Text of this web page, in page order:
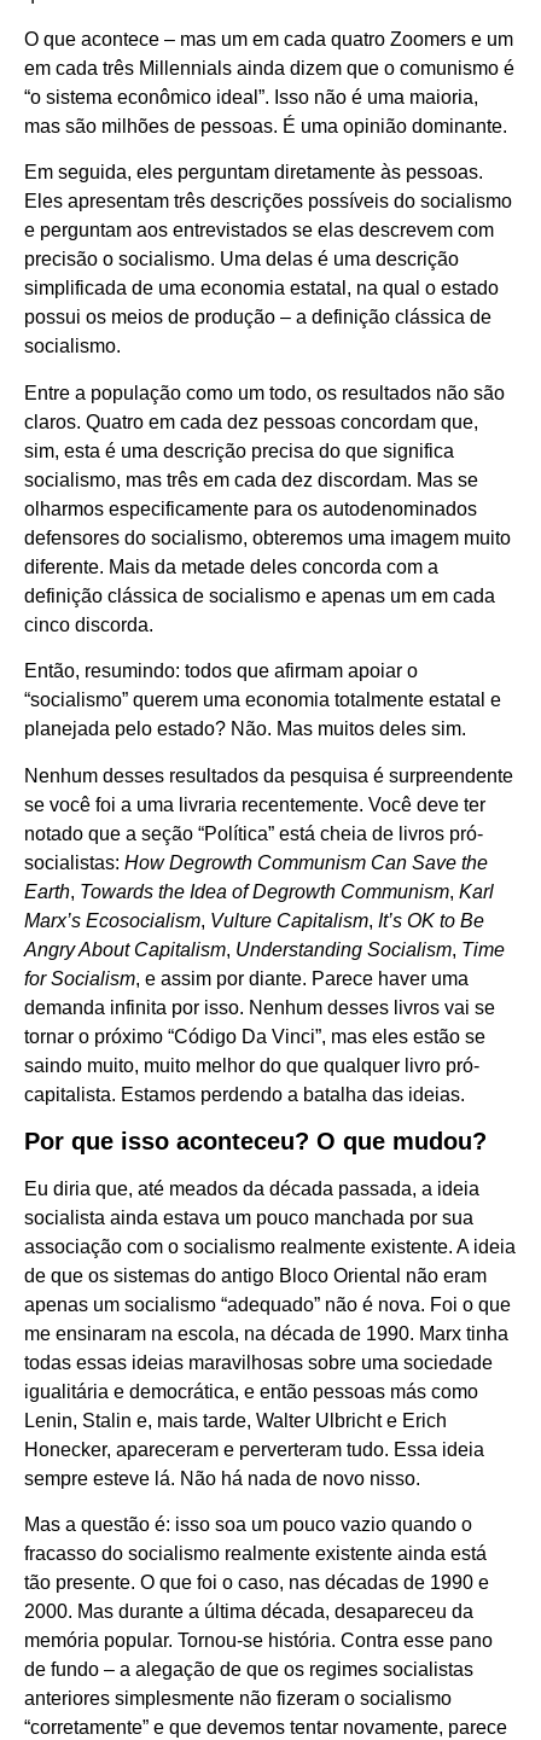
O que acontece – mas um em cada quatro Zoomers e um
em cada três Millennials ainda dizem que o comunismo é
“o sistema econômico ideal”. Isso não é uma maioria,
mas são milhões de pessoas. É uma opinião dominante.
Em seguida, eles perguntam diretamente às pessoas.
Eles apresentam três descrições possíveis do socialismo
e perguntam aos entrevistados se elas descrevem com
precisão o socialismo. Uma delas é uma descrição
simplificada de uma economia estatal, na qual o estado
possui os meios de produção – a definição clássica de
socialismo.
Entre a população como um todo, os resultados não são
claros. Quatro em cada dez pessoas concordam que,
sim, esta é uma descrição precisa do que significa
socialismo, mas três em cada dez discordam. Mas se
olharmos especificamente para os autodenominados
defensores do socialismo, obteremos uma imagem muito
diferente. Mais da metade deles concorda com a
definição clássica de socialismo e apenas um em cada
cinco discorda.
Então, resumindo: todos que afirmam apoiar o
“socialismo” querem uma economia totalmente estatal e
planejada pelo estado? Não. Mas muitos deles sim.
Nenhum desses resultados da pesquisa é surpreendente
se você foi a uma livraria recentemente. Você deve ter
notado que a seção “Política” está cheia de livros pró-
socialistas: How Degrowth Communism Can Save the
Earth, Towards the Idea of Degrowth Communism, Karl
Marx’s Ecosocialism, Vulture Capitalism, It’s OK to Be
Angry About Capitalism, Understanding Socialism, Time
for Socialism, e assim por diante. Parece haver uma
demanda infinita por isso. Nenhum desses livros vai se
tornar o próximo “Código Da Vinci”, mas eles estão se
saindo muito, muito melhor do que qualquer livro pró-
capitalista. Estamos perdendo a batalha das ideias.
Por que isso aconteceu? O que mudou?
Eu diria que, até meados da década passada, a ideia
socialista ainda estava um pouco manchada por sua
associação com o socialismo realmente existente. A ideia
de que os sistemas do antigo Bloco Oriental não eram
apenas um socialismo “adequado” não é nova. Foi o que
me ensinaram na escola, na década de 1990. Marx tinha
todas essas ideias maravilhosas sobre uma sociedade
igualitária e democrática, e então pessoas más como
Lenin, Stalin e, mais tarde, Walter Ulbricht e Erich
Honecker, apareceram e perverteram tudo. Essa ideia
sempre esteve lá. Não há nada de novo nisso.
Mas a questão é: isso soa um pouco vazio quando o
fracasso do socialismo realmente existente ainda está
tão presente. O que foi o caso, nas décadas de 1990 e
2000. Mas durante a última década, desapareceu da
memória popular. Tornou-se história. Contra esse pano
de fundo – a alegação de que os regimes socialistas
anteriores simplesmente não fizeram o socialismo
“corretamente” e que devemos tentar novamente, parece